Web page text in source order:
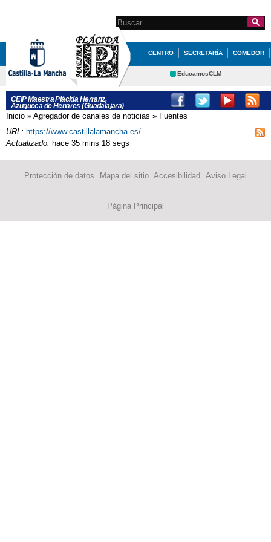
contenido
principal
Formulario de
búsqueda
Search this site
CENTRO SECRETARÍA COMEDOR
HUERTO ESCOLAR TABLÓN
AULA DEL FUTURO
EducamosCLM
Portal Educación
CRFP
CEIP Maestra Plácida Herranz,
Azuqueca de Henares (Guadalajara)
Se encuentra usted aquí
Inicio » Agregador de canales de noticias » Fuentes
URL: https://www.castillalamancha.es/
Actualizado: hace 35 mins 18 segs
Protección de datos Mapa del sitio Accesibilidad Aviso Legal
Página Principal